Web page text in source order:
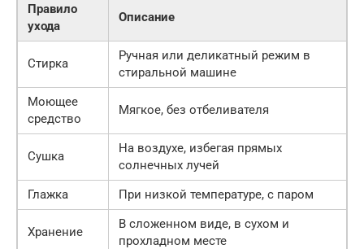
Правило
ухода
Описание
Стирка
Ручная или деликатный режим в
стиральной машине
Моющее
средство
Мягкое, без отбеливателя
Сушка
На воздухе, избегая прямых
солнечных лучей
Глажка
При низкой температуре, с паром
Хранение
В сложенном виде, в сухом и
прохладном месте